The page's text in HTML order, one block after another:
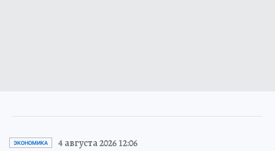
ЭКОНОМИКА 4 августа 2026 12:06